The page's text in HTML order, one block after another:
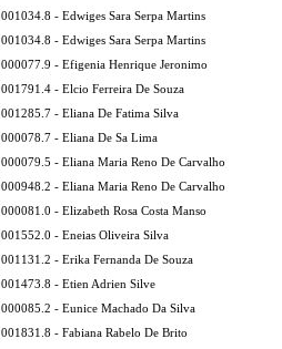
001034.8 - Edwiges Sara Serpa Martins
001034.8 - Edwiges Sara Serpa Martins
000077.9 - Efigenia Henrique Jeronimo
001791.4 - Elcio Ferreira De Souza
001285.7 - Eliana De Fatima Silva
000078.7 - Eliana De Sa Lima
000079.5 - Eliana Maria Reno De Carvalho
000948.2 - Eliana Maria Reno De Carvalho
000081.0 - Elizabeth Rosa Costa Manso
001552.0 - Eneias Oliveira Silva
001131.2 - Erika Fernanda De Souza
001473.8 - Etien Adrien Silve
000085.2 - Eunice Machado Da Silva
001831.8 - Fabiana Rabelo De Brito